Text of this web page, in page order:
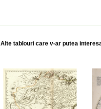
Alte tablouri care v-ar putea